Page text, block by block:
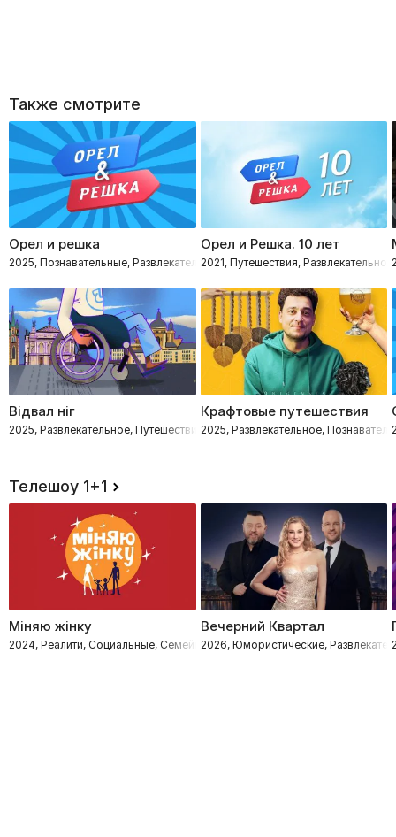
Также смотрите
Орел и решка
2025, Познавательные, Развлекательное, Путешествия
Орел и Решка. 10 лет
2021, Путешествия, Развлекательное
Відвал ніг
2025, Развлекательное, Путешествия, Познавательные
Крафтовые путешествия
2025, Развлекательное,
Телешоу 1+1
Міняю жінку
2024, Реалити, Социальные, Семейные
Вечерний Квартал
2026, Юмористические,